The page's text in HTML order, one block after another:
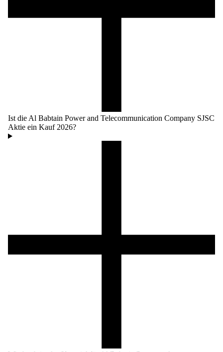
Ist die Al Babtain Power and Telecommunication Company SJSC
Aktie ein Kauf 2026?